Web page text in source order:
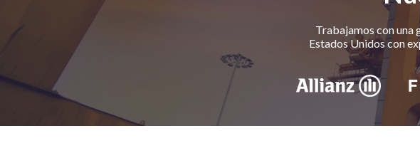
Trabajamos con una
Estados Unidos con